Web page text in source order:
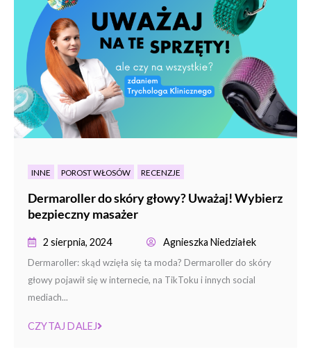
INNE POROST WŁOSÓW RECENZJE
Dermaroller do skóry głowy? Uważaj! Wybierz
bezpieczny masażer
2 sierpnia, 2024 Agnieszka Niedziałek
Dermaroller: skąd wzięła się ta moda? Dermaroller do skóry
głowy pojawił się w internecie, na TikToku i innych social
mediach...
CZYTAJ DALEJ